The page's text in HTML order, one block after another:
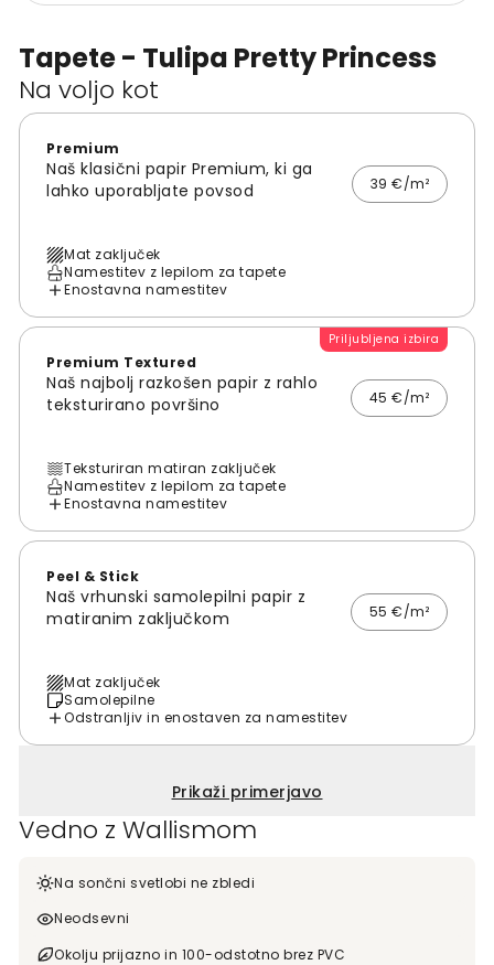
Tapete - Tulipa Pretty Princess
Na voljo kot
Premium
Naš klasični papir Premium, ki ga
lahko uporabljate povsod
39 €/m²
Mat zaključek
Namestitev z lepilom za tapete
Enostavna namestitev
Priljubljena izbira
Premium Textured
Naš najbolj razkošen papir z rahlo
teksturirano površino
45 €/m²
Teksturiran matiran zaključek
Namestitev z lepilom za tapete
Enostavna namestitev
Peel & Stick
Naš vrhunski samolepilni papir z
matiranim zaključkom
55 €/m²
Mat zaključek
Samolepilne
Odstranljiv in enostaven za namestitev
Prikaži primerjavo
Vedno z Wallismom
Na sončni svetlobi ne zbledi
Neodsevni
Okolju prijazno in 100-odstotno brez PVC